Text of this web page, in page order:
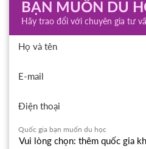
BẠN MUỐN DU
Hãy trao đổi với chuyên gia tư
Họ và tên
E-mail
Điện thoại
Quốc gia bạn muốn du học